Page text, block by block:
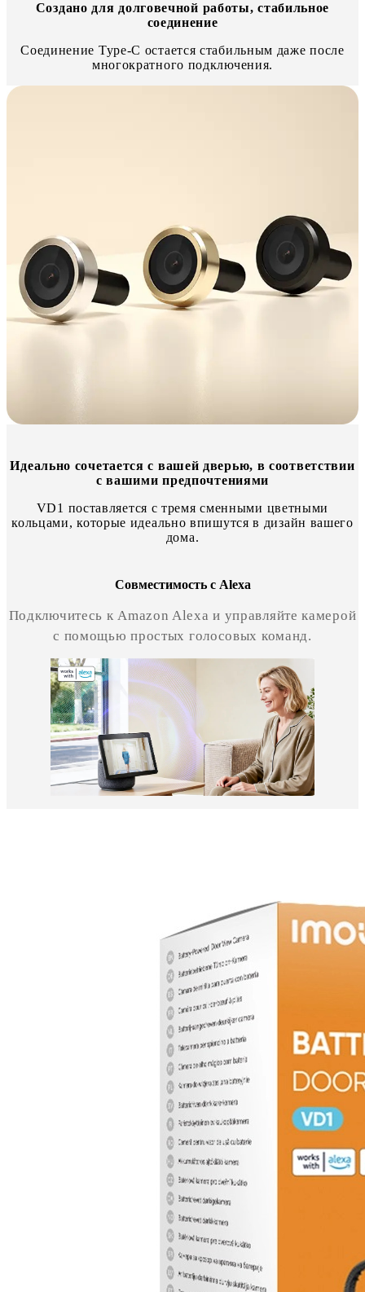
Создано для долговечной работы, стабильное
соединение
Соединение Type-C остается стабильным даже после
многократного подключения.
Идеально сочетается с вашей дверью, в соответствии
с вашими предпочтениями
VD1 поставляется с тремя сменными цветными
кольцами, которые идеально впишутся в дизайн вашего
дома.
Совместимость с Alexa
Подключитесь к Amazon Alexa и управляйте камерой
с помощью простых голосовых команд.